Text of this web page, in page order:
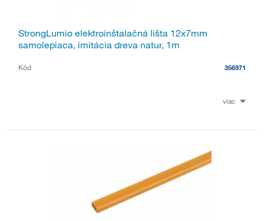
StrongLumio elektroinštalačná lišta 12x7mm
samolepiaca, imitácia dreva natur, 1m
Kód 356971
viac